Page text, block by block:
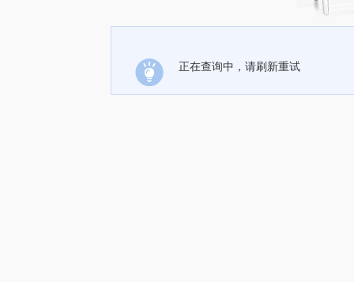
正在查询中，请刷新重试